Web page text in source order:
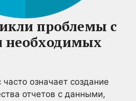
проблемы с
необходимых
означает создание
отчетов с данными,